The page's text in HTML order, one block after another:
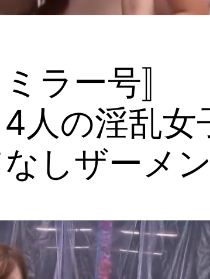
ミラー号〛
の淫乱女
しザーメ